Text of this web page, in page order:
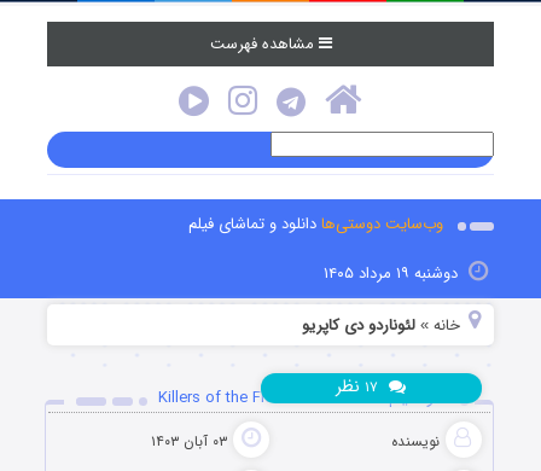
مشاهده فهرست
وب‌سایت دوستی‌هادانلود و تماشای فیلم
دوشنبه ۱۹ مرداد ۱۴۰۵
خانه »لئوناردو دی کاپریو
دانلود فیلم Killers of the Flower Moon 2023
نویسنده ۰۳ آبان ۱۴۰۳
نظر